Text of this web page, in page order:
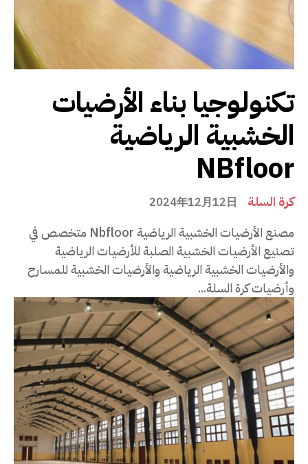
تكنولوجيا بناء الأرضيات
الخشبية الرياضية
NBfloor
كرة السلة 2024年12月12日
مصنع الأرضيات الخشبية الرياضية Nbfloor متخصص في
تصنيع الأرضيات الخشبية الصلبة للأرضيات الرياضية
والأرضيات الخشبية الرياضية والأرضيات الخشبية للمسارح
وأرضيات كرة السلة...